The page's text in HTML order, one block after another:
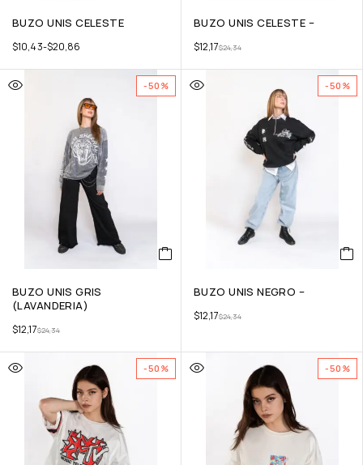
BUZO UNIS CELESTE
$10,43-$20,86
BUZO UNIS CELESTE –
$24,34
$12,17
-50%
BUZO UNIS GRIS
(LAVANDERIA)
$24,34
$12,17
-50%
BUZO UNIS NEGRO –
$24,34
$12,17
-50% -50%